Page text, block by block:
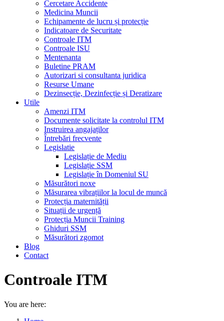
Cercetare Accidente
Medicina Muncii
Echipamente de lucru și protecție
Indicatoare de Securitate
Controale ITM
Controale ISU
Mentenanta
Buletine PRAM
Autorizari si consultanta juridica
Resurse Umane
Dezinsecție, Dezinfecție și Deratizare
Utile
Amenzi ITM
Documente solicitate la controlul ITM
Instruirea angajaților
Întrebări frecvente
Legislatie
Legislație de Mediu
Legislație SSM
Legislație în Domeniul SU
Măsurători noxe
Măsurarea vibrațiilor la locul de muncă
Protecția maternității
Situații de urgență
Protecția Muncii Training
Ghiduri SSM
Măsurători zgomot
Blog
Contact
Controale ITM
You are here: